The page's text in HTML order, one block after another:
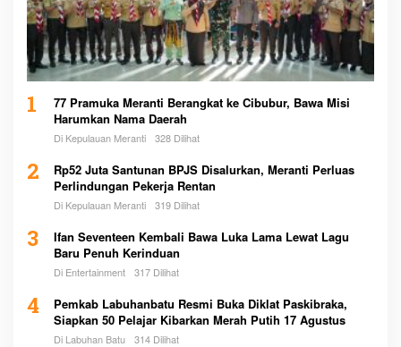
1
77 Pramuka Meranti Berangkat ke Cibubur, Bawa Misi
Harumkan Nama Daerah
Di Kepulauan Meranti 328 Dilihat
2
Rp52 Juta Santunan BPJS Disalurkan, Meranti Perluas
Perlindungan Pekerja Rentan
Di Kepulauan Meranti 319 Dilihat
3
Ifan Seventeen Kembali Bawa Luka Lama Lewat Lagu
Baru Penuh Kerinduan
Di Entertainment 317 Dilihat
4
Pemkab Labuhanbatu Resmi Buka Diklat Paskibraka,
Siapkan 50 Pelajar Kibarkan Merah Putih 17 Agustus
Di Labuhan Batu 314 Dilihat